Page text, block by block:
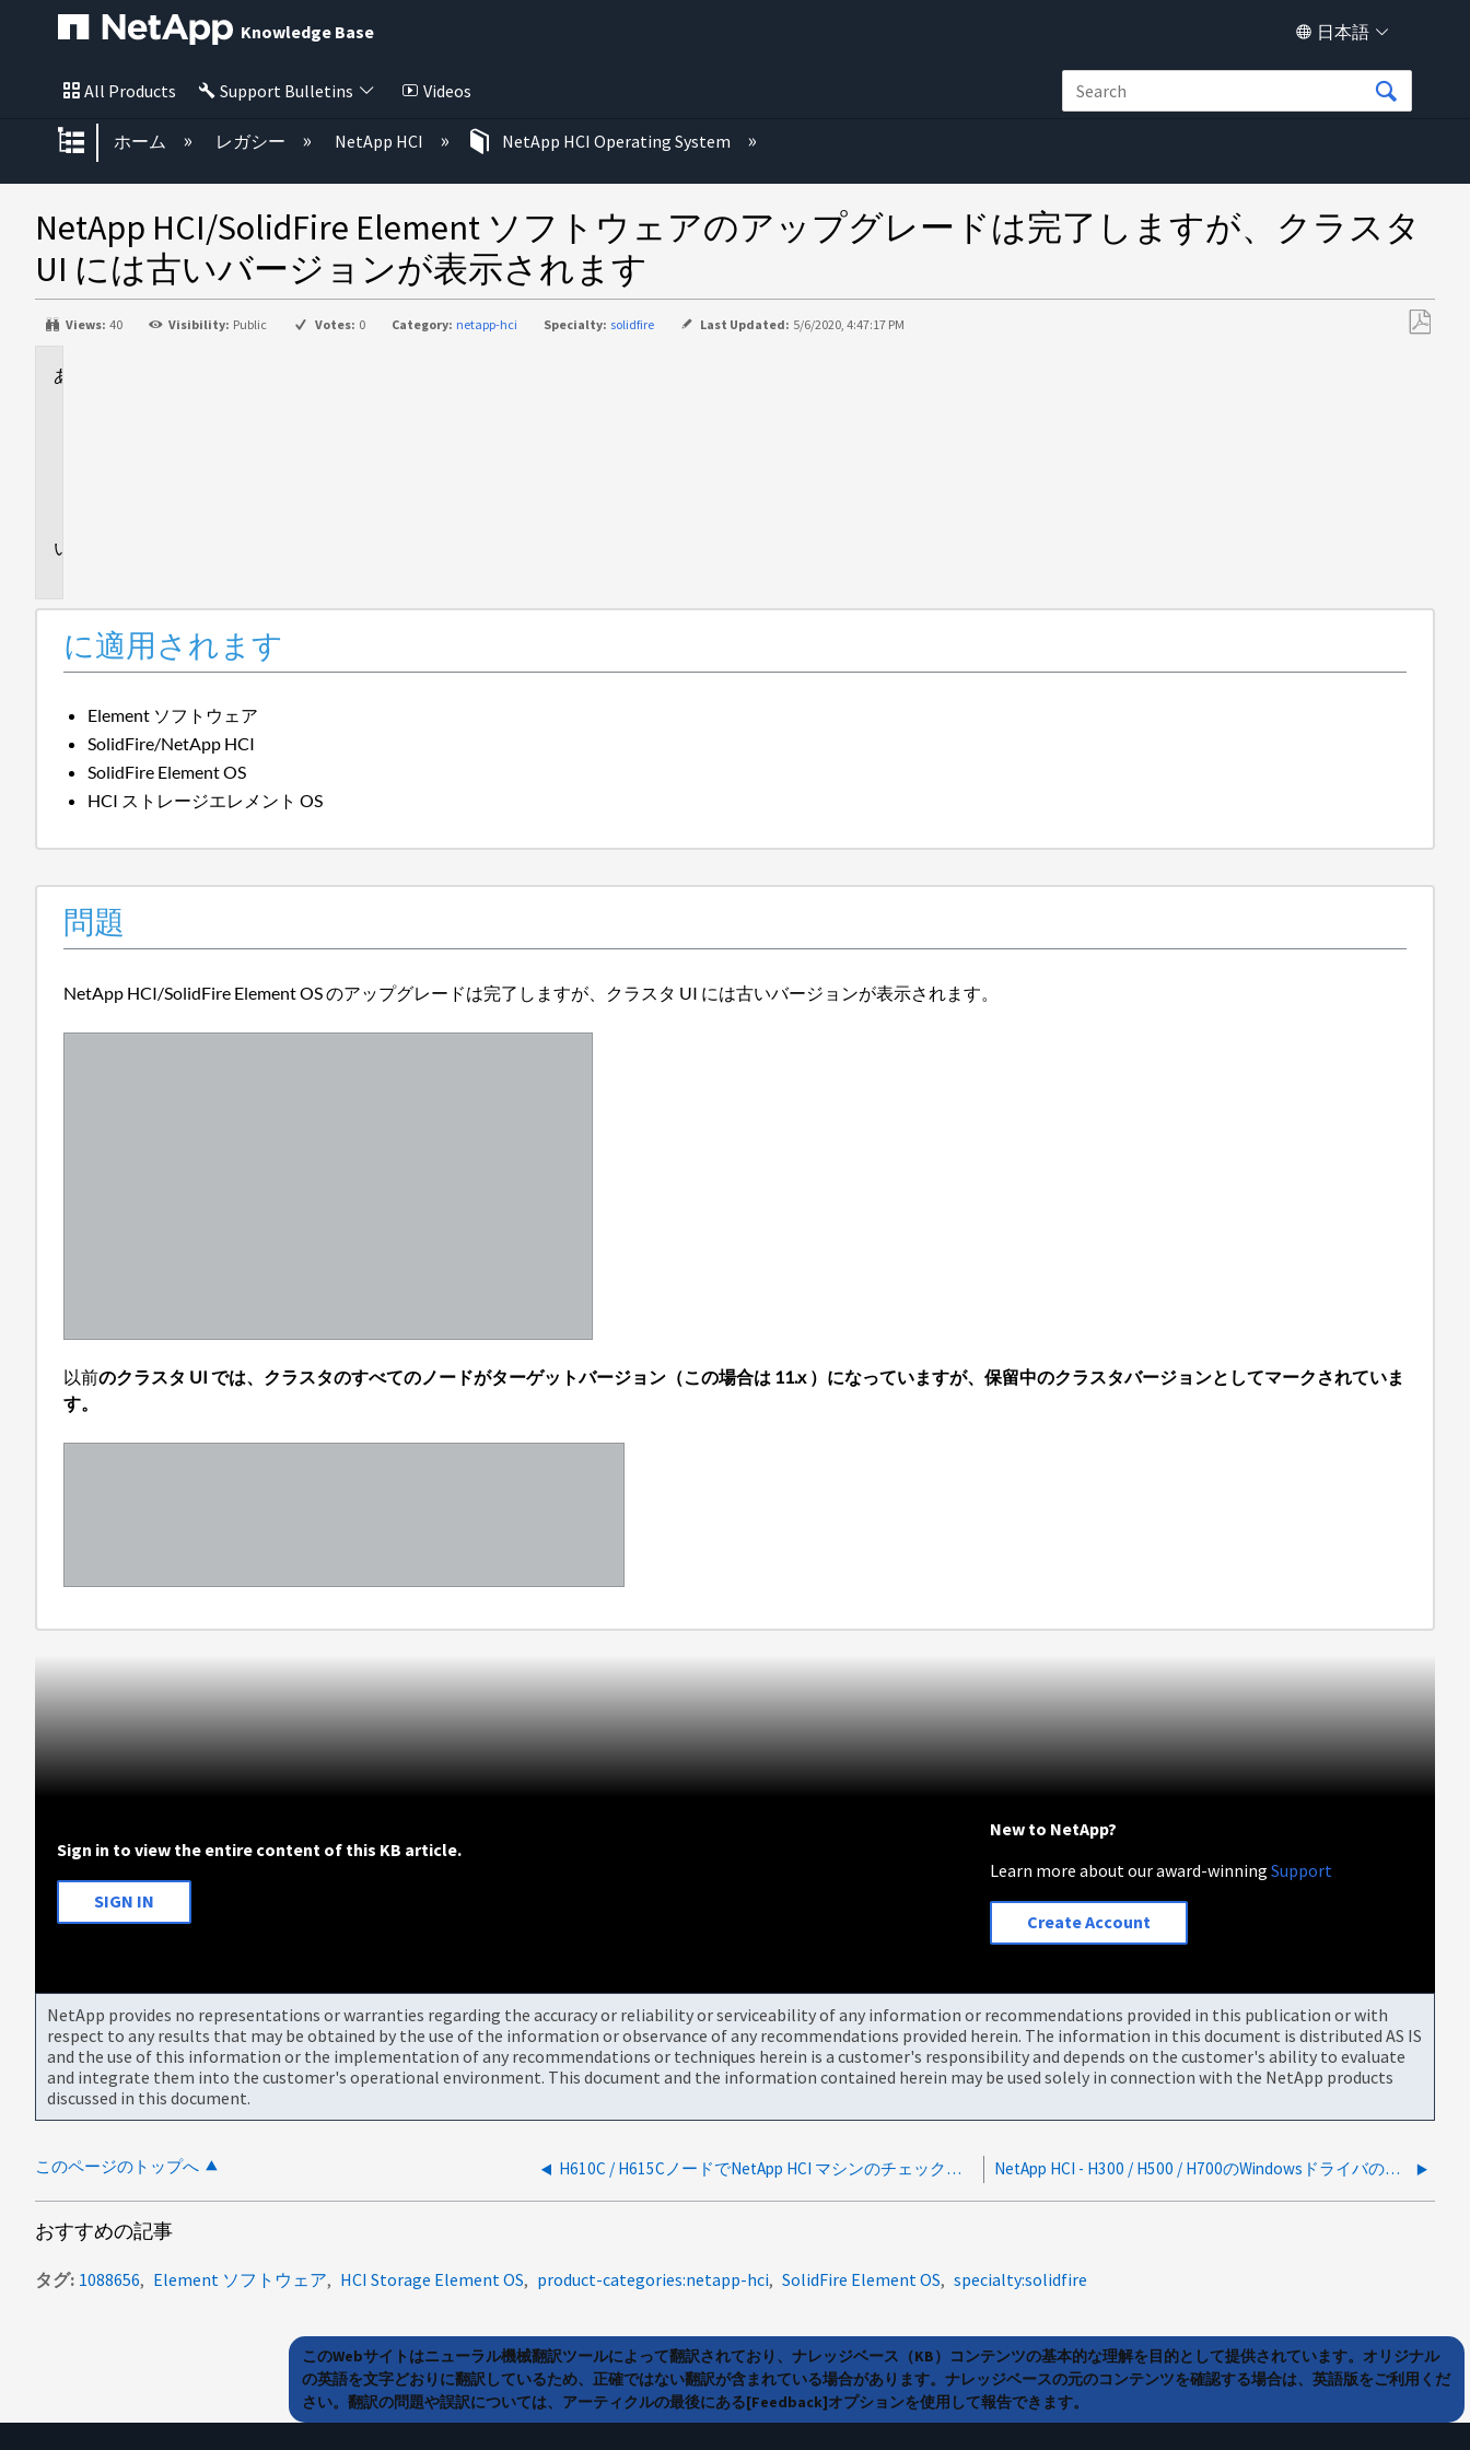
Knowledge Base 日本語
All Products Support Bulletins Videos
グローバル階層を展開/折りたたむ
ホーム レガシー NetApp HCI NetApp HCI Operating System
NetApp HCI/SolidFire Element ソフトウェアのアップグレードは完了しますが、クラスタ
UI には古いバージョンが表示されます
Views: 40 Visibility: Public Votes: 0 Category: netapp-hci Specialty: solidfire Last Updated: 5/6/2020, 4:47:17 PM
に適用されます
Element ソフトウェア
SolidFire/NetApp HCI
SolidFire Element OS
HCI ストレージエレメント OS
問題
NetApp HCI/SolidFire Element OS のアップグレードは完了しますが、クラスタ UI には古いバージョンが表示されます。
以前のクラスタ UI では、クラスタのすべてのノードがターゲットバージョン（この場合は 11.x ）になっていますが、保留中のクラスタバージョンとしてマークされていま
す。
Sign in to view the entire content of this KB article.
SIGN IN
New to NetApp?
Learn more about our award-winningSupport
Create Account
NetApp provides no representations or warranties regarding the accuracy or reliability or serviceability of any information or recommendations provided in this publication or with
respect to any results that may be obtained by the use of the information or observance of any recommendations provided herein. The information in this document is distributed AS IS
and the use of this information or the implementation of any recommendations or techniques herein is a customer's responsibility and depends on the customer's ability to evaluate
and integrate them into the customer's operational environment. This document and the information contained herein may be used solely in connection with the NetApp products
discussed in this document.
このページのトップへ H610C / H615CノードでNetApp HCI マシンのチェックエラーが発生しました NetApp HCI - H300 / H500 / H700のWindowsドライバのダウンロード先
おすすめの記事
タグ 1088656 Element ソフトウェア HCI Storage Element OS product-categories:netapp-hci SolidFire Element OS specialty:solidfire
このWebサイトはニューラル機械翻訳ツールによって翻訳されており、ナレッジベース（KB）コンテンツの基本的な理解を目的として提供されています。オリジナル
の英語を文字どおりに翻訳しているため、正確ではない翻訳が含まれている場合があります。ナレッジベースの元のコンテンツを確認する場合は、英語版をご利用くだ
さい。翻訳の問題や誤訳については、アーティクルの最後にある[Feedback]オプションを使用して報告できます。